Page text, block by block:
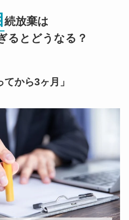
続放棄は
るとどうなる？
から3ヶ月」